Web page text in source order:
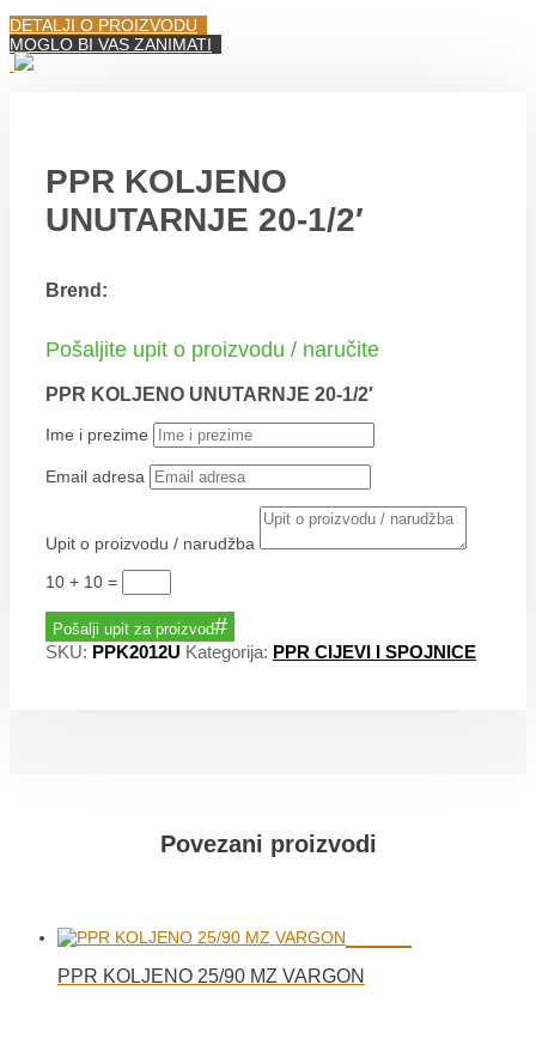
DETALJI O PROIZVODU
MOGLO BI VAS ZANIMATI
PPR KOLJENO
UNUTARNJE 20-1/2′
Brend:
Pošaljite upit o proizvodu / naručite
PPR KOLJENO UNUTARNJE 20-1/2′
Ime i prezime
Email adresa
Upit o proizvodu / narudžba
10 + 10 =
Pošalji upit za proizvod
SKU: PPK2012U Kategorija: PPR CIJEVI I SPOJNICE
Povezani proizvodi
PPR KOLJENO 25/90 MZ VARGON